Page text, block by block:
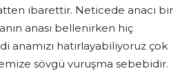
ibarettir. Neticede anacı bir
anası bellenirken hiç
anamızı hatırlayabiliyoruz çok
sövgü vuruşma sebebidir.